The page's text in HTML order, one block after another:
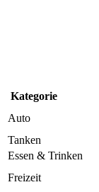
Kategorie
Auto
Tanken
Essen & Trinken
Freizeit